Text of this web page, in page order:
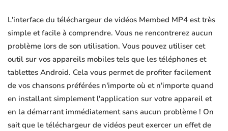
L'interface du téléchargeur de vidéos Membed MP4 est très
simple et facile à comprendre. Vous ne rencontrerez aucun
problème lors de son utilisation. Vous pouvez utiliser cet
outil sur vos appareils mobiles tels que les téléphones et
tablettes Android. Cela vous permet de profiter facilement
de vos chansons préférées n'importe où et n'importe quand
en installant simplement l'application sur votre appareil et
en la démarrant immédiatement sans aucun problème ! On
sait que le téléchargeur de vidéos peut exercer un effet de